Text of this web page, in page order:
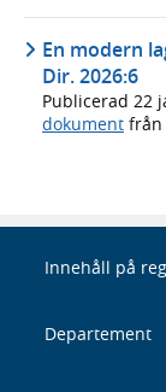
En modern
Dir. 2026:6
Publicerad 22
dokument från
Innehåll på
Departement